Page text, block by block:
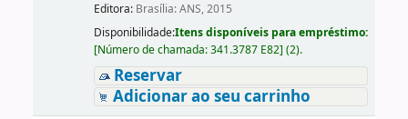
Editora: Brasília: ANS, 2015
Disponibilidade:Itens disponíveis para empréstimo:
[Número de chamada:341.3787 E82] (2).
Reservar
Adicionar ao seu carrinho